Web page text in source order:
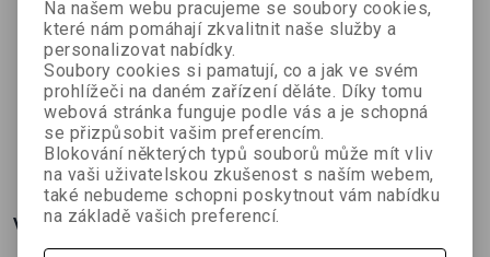
Dráčkův
nástěnný
rodinný
plánovací
kalendář
2026
kolektiv autorů
179 Kč 199 Kč
Nástěnný
kalendář
2026 -
Historie 2.
světové
války
kolektiv autorů
179 Kč 199 Kč
Dráček
speciál -
Prosvětlova
čky:
Džungle &
to nej!
Anna
Bergmannová
116 Kč 129 Kč
Více o knize
Na našem webu pracujeme se soubory cookies,
které nám pomáhají zkvalitnit naše služby a
personalizovat nabídky.
Soubory cookies si pamatují, co a jak ve svém
prohlížeči na daném zařízení děláte. Díky tomu
webová stránka funguje podle vás a je schopná
se přizpůsobit vašim preferencím.
Blokování některých typů souborů může mít vliv
na vaši uživatelskou zkušenost s naším webem,
také nebudeme schopni poskytnout vám nabídku
na základě vašich preferencí.